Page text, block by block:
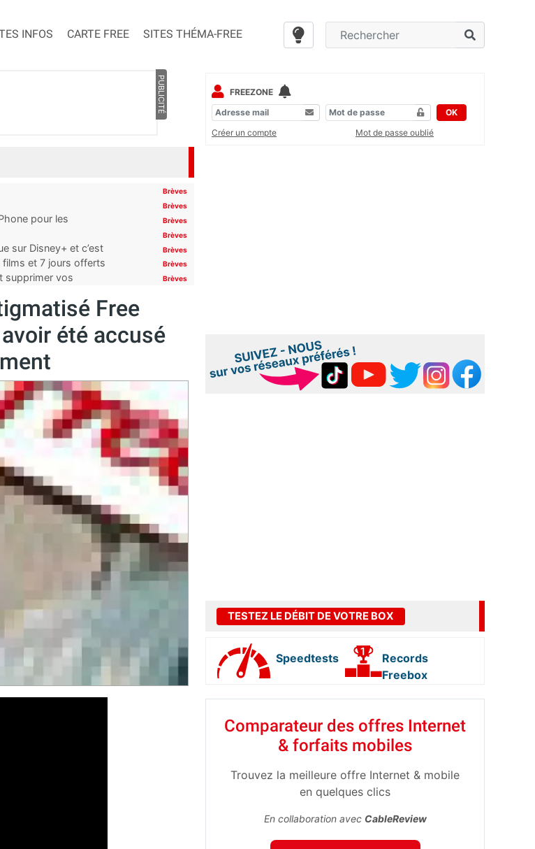
INFOS CARTE FREE SITES THÉMA-FREE
PUBLICITÉ
Brèves
Brèves
pour les
Brèves
Brèves
sur Disney+ et c’est
Brèves
films et 7 jours offerts Brèves
supprimer vos
Brèves
Free
été accusé
FREEZONE
OK
Créer un compte
Mot de passe oublié
TESTEZ LE DÉBIT DE VOTRE BOX
Speedtests
Records
Freebox
Comparateur des offres Internet
& forfaits mobiles
Trouvez la meilleure offre Internet & mobile
en quelques clics
En collaboration avec CableReview